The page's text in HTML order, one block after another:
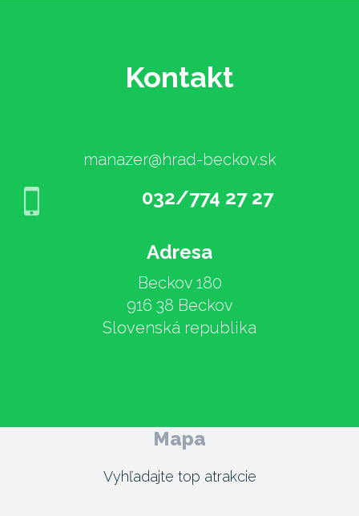
Kontakt
manazer@hrad-beckov.sk
032/774 27 27
Adresa
Beckov 180
916 38 Beckov
Slovenská republika
Mapa
Vyhľadajte top atrakcie